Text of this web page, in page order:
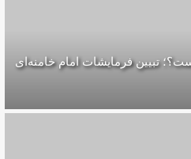
تبیین فرمایشات امام خامنه‌ای